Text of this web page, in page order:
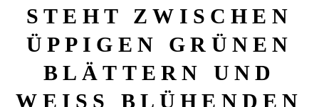
TEHT ZWISCHEN Ü
PPIGEN GRÜNEN B
LÄTTERN UND W
EISS BLÜHENDEN PF